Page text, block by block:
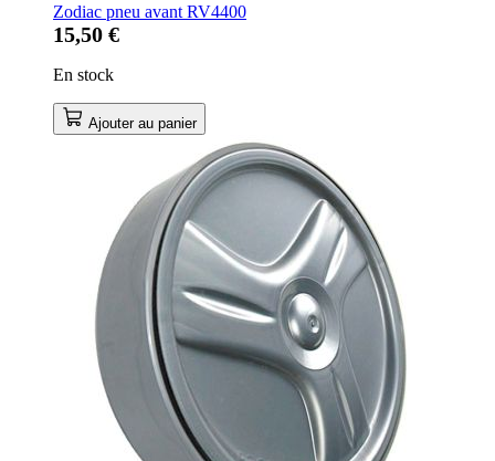
Zodiac pneu avant RV4400
15,50 €
En stock
Ajouter au panier